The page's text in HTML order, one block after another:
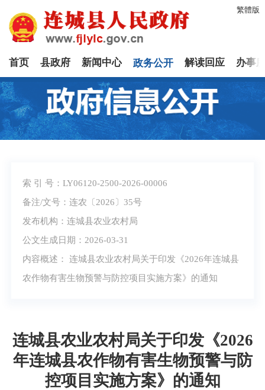
繁體版
首页 县政府 新闻中心 政务公开 解读回应 办事
索 引 号：LY06120-2500-2026-00006
备注/文号：连农〔2026〕35号
发布机构：连城县农业农村局
公文生成日期：2026-03-31
内容概述： 连城县农业农村局关于印发《2026年连城县
农作物有害生物预警与防控项目实施方案》的通知
连城县农业农村局关于印发《2026
年连城县农作物有害生物预警与防
控项目实施方案》的通知